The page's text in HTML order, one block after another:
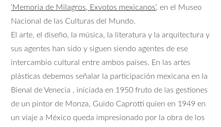
‘Memoria de Milagros, Exvotos mexicanos’, en el Museo
Nacional de las Culturas del Mundo.
El arte, el diseño, la música, la literatura y la arquitectura y
sus agentes han sido y siguen siendo agentes de ese
intercambio cultural entre ambos países. En las artes
plásticas debemos señalar la participación mexicana en la
Bienal de Venecia , iniciada en 1950 fruto de las gestiones
de un pintor de Monza, Guido Caprotti quien en 1949 en
un viaje a México queda impresionado por la obra de los